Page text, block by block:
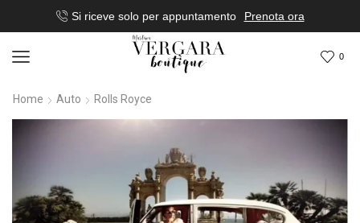
Si riceve solo per appuntamento Prenota ora
0
Home Auto Rolls Royce